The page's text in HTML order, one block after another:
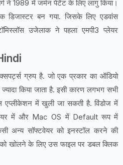
ने 1989 में जर्मन पेटेंट के लिए लागु किया।
डिजास्टर बन गया. जिसके लिए एडवांस
उजेलाक ने पहला एमपी3 प्लेयर
ग्रुप है. जो एक प्रकार का ऑडियो
किया जाता है. इसी कारण लगभग सभी
एप्लीकेशन में खुली जा सकती है. विंडोज में
में और Mac OS में Default रूप में
अन्य सॉफ्टवेयर को इनस्टॉल करने की
को खोलने के लिए उस फाइल पर डबल क्लिक